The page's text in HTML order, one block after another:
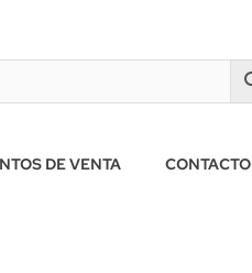
DE VENTA CONTACTO